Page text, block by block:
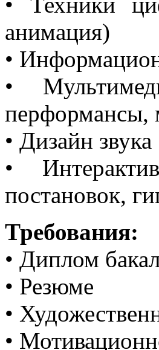
анимация)
•
•
перформансы,
• Дизайн звука
•
постановок,
Требования:
• Диплом
• Резюме
•
•